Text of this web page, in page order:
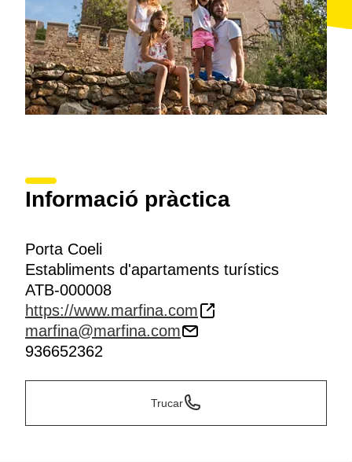
Informació pràctica
Porta Coeli
Establiments d'apartaments turístics
ATB-000008
https://www.marfina.com
marfina@marfina.com
936652362
Trucar